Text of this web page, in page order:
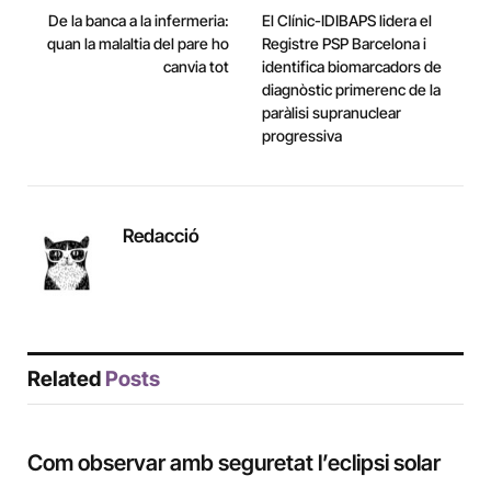
De la banca a la infermeria:
quan la malaltia del pare ho
canvia tot
El Clínic-IDIBAPS lidera el
Registre PSP Barcelona i
identifica biomarcadors de
diagnòstic primerenc de la
paràlisi supranuclear
progressiva
Redacció
Related Posts
Com observar amb seguretat l’eclipsi solar